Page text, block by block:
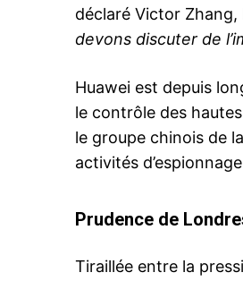
déclaré Victor Zhang,
devons discuter de
Huawei est depuis
le contrôle des
le groupe chinois de
activités
Prudence de
Tiraillée entre la